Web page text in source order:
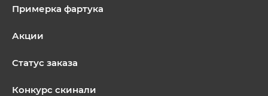
Примерка фартука
Акции
Статус заказа
Конкурс скинали